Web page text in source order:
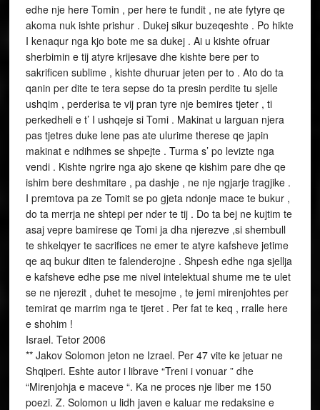
Israel. Tetor 2006
** Jakov Solomon jeton ne Izrael. Per 47 vite ke jetuar ne
Shqiperi. Eshte autor i librave “Treni i vonuar ” dhe
“Mirenjohja e maceve “. Ka ne proces nje liber me 150
poezi. Z. Solomon u lidh javen e kaluar me redaksine e